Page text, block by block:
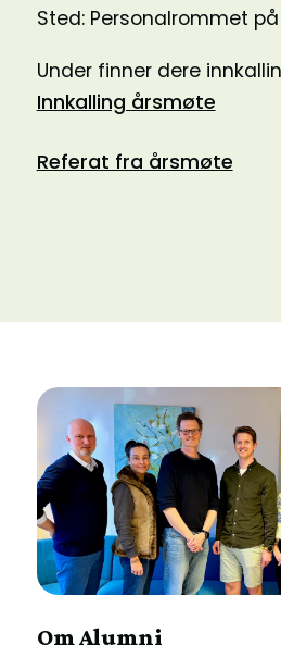
Sted: Personalrommet på
Under finner dere
Innkalling årsmøte
Referat fra årsmøte
Om Alumni